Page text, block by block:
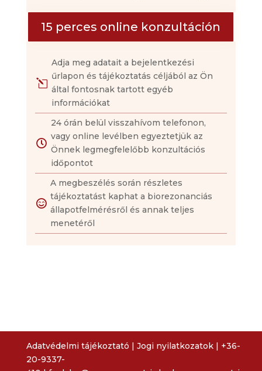
15 perces online konzultáción
l
Adja meg adatait a bejelentkezési
űrlapon és tájékoztatás céljából az Ön
által fontosnak tartott egyéb
információkat

24 órán belül visszahívom telefonon,
vagy online levélben egyeztetjük az
Önnek legmegfelelőbb konzultációs
időpontot

A megbeszélés során részletes
tájékoztatást kaphat a biorezonanciás
állapotfelmérésről és annak teljes
menetéről
Adatvédelmi tájékoztató | Jogi nyilatkozatok| +36-
20-9337-